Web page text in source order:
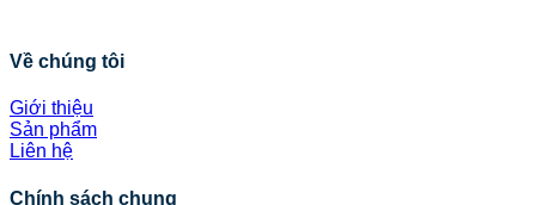
Về chúng tôi
Giới thiệu
Sản phẩm
Liên hệ
Chính sách chung